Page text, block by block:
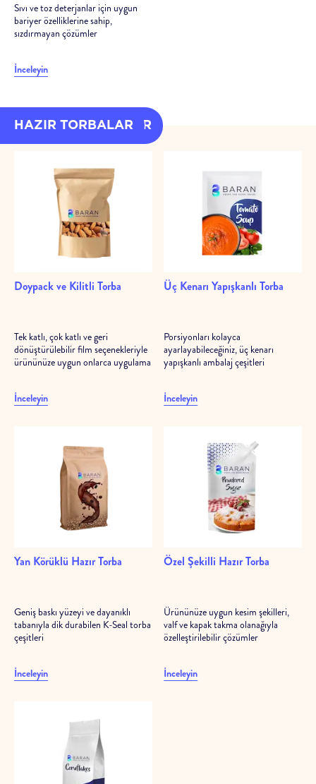
Sıvı ve toz deterjanlar için uygun
bariyer özelliklerine sahip,
sızdırmayan çözümler
İnceleyin
HAZIR AMBALAJLAR
HAZIR TORBALAR
Doypack ve Kilitli Torba
Tek katlı, çok katlı ve geri
dönüştürülebilir film seçenekleriyle
ürününüze uygun onlarca uygulama
İnceleyin
Üç Kenarı Yapışkanlı Torba
Porsiyonları kolayca
ayarlayabileceğiniz, üç kenarı
yapışkanlı ambalaj çeşitleri
İnceleyin
Yan Körüklü Hazır Torba
Geniş baskı yüzeyi ve dayanıklı
tabanıyla dik durabilen K-Seal torba
çeşitleri
İnceleyin
Özel Şekilli Hazır Torba
Ürününüze uygun kesim şekilleri,
valf ve kapak takma olanağıyla
özelleştirilebilir çözümler
İnceleyin